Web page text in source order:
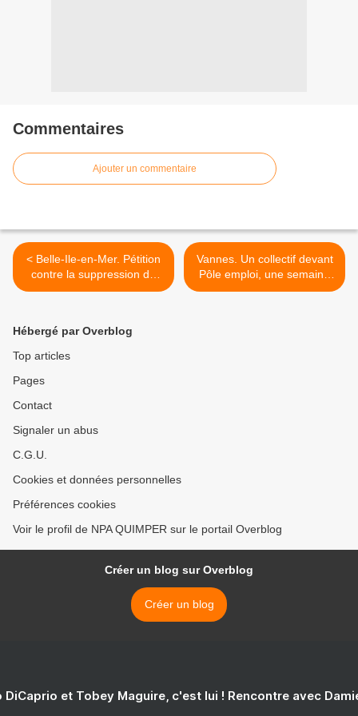
Commentaires
Ajouter un commentaire
< Belle-Ile-en-Mer. Pétition
contre la suppression du
service des routes (Le Tél)
Vannes. Un collectif devant
Pôle emploi, une semaine
après le décès de Djamal
Hébergé par Overblog
Top articles
Pages
Contact
Signaler un abus
C.G.U.
Cookies et données personnelles
Préférences cookies
Voir le profil de NPA QUIMPER sur le portail Overblog
Créer un blog sur Overblog
Créer un blog
DiCaprio et Tobey Maguire, c'est lui ! Rencontre avec